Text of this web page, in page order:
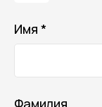
Имя *
Фамилия